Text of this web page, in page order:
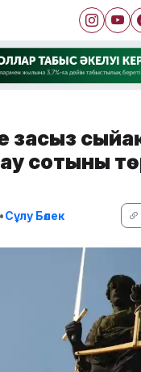
заңсыз
сотының
•Сұлу Бөлек